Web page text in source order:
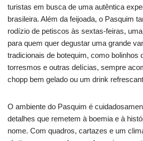
turistas em busca de uma autêntica
brasileira. Além da feijoada, o Pasquim
rodízio de petiscos às sextas-feiras,
para quem quer degustar uma grande
tradicionais de botequim, como bolinhos
torresmos e outras delícias, sempre
chopp bem gelado ou um drink
O ambiente do Pasquim é
detalhes que remetem à boemia e à
nome. Com quadros, cartazes e um